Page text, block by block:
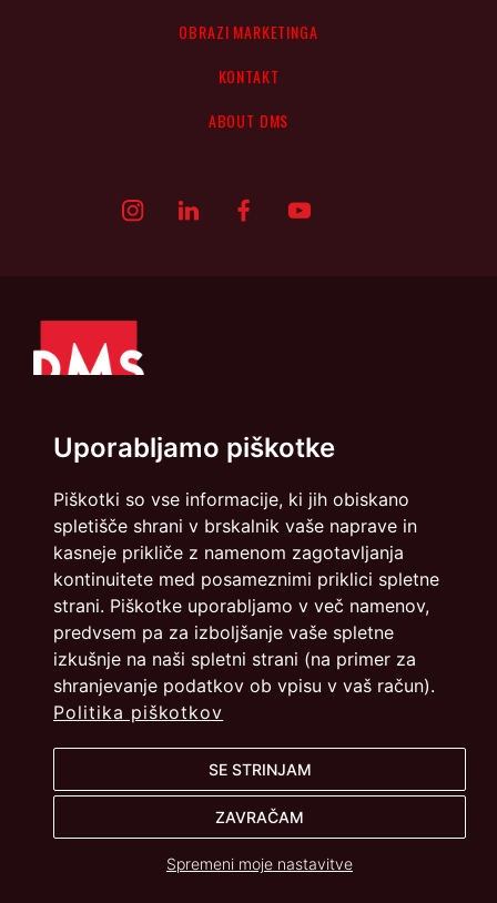
Uporabljamo piškotke
Piškotki so vse informacije, ki jih obiskano
spletišče shrani v brskalnik vaše naprave in
kasneje prikliče z namenom zagotavljanja
kontinuitete med posameznimi priklici spletne
strani. Piškotke uporabljamo v več namenov,
predvsem pa za izboljšanje vaše spletne
izkušnje na naši spletni strani (na primer za
shranjevanje podatkov ob vpisu v vaš račun).
Politika piškotkov
SE STRINJAM
ZAVRAČAM
Spremeni moje nastavitve
OBRAZI MARKETINGA
KONTAKT
ABOUT DMS
Politika zasebnosti Piškotki
info@dmslo.si
Društvo za marketing Slovenije - DMS | Dimičeva ulica 13 |
1000 Ljubljana
Načrtovanje in izvedba: Vareo